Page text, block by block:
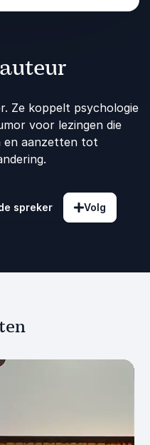
Ze koppelt psychologie
voor lezingen die
en aanzetten tot
spreker Volg